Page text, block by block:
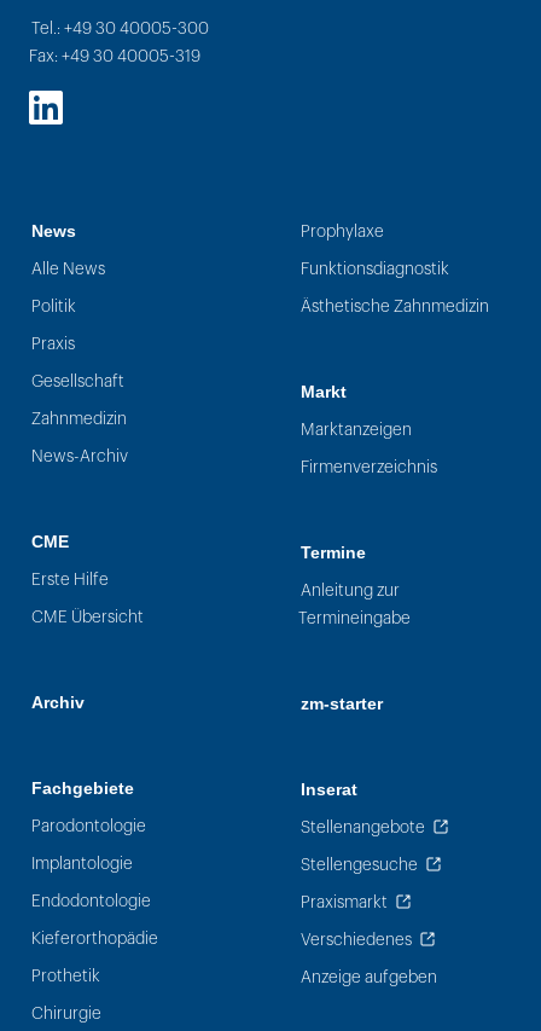
Tel.: +49 30 40005-300
Fax: +49 30 40005-319
LinkedIn
News
Alle News
Politik
Praxis
Gesellschaft
Zahnmedizin
News-Archiv
CME
Erste Hilfe
CME Übersicht
Archiv
Fachgebiete
Parodontologie
Implantologie
Endodontologie
Kieferorthopädie
Prothetik
Chirurgie
Prophylaxe
Funktionsdiagnostik
Ästhetische Zahnmedizin
Markt
Marktanzeigen
Firmenverzeichnis
Termine
Anleitung zur
Termineingabe
zm-starter
Inserat
Stellenangebote
Stellengesuche
Praxismarkt
Verschiedenes
Anzeige aufgeben